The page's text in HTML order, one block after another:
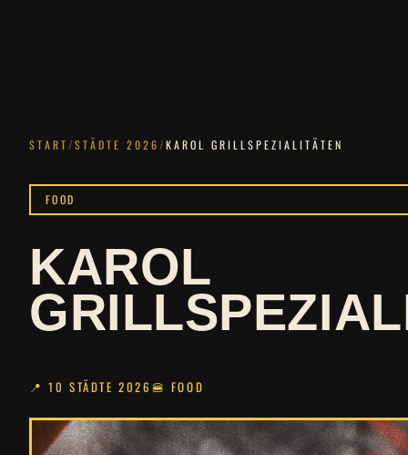
START /STÄDTE 2026 /KAROL GRILLSPEZIALITÄTEN
FOOD
KAROL
📍 10 STÄDTE 2026 🍔 FOOD